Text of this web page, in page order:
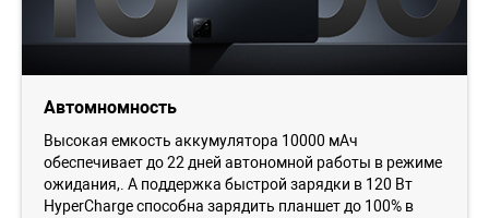
Автомномность
Высокая емкость аккумулятора 10000 мАч
обеспечивает до 22 дней автономной работы в режиме
ожидания,. А поддержка быстрой зарядки в 120 Вт
HyperCharge способна зарядить планшет до 100% в